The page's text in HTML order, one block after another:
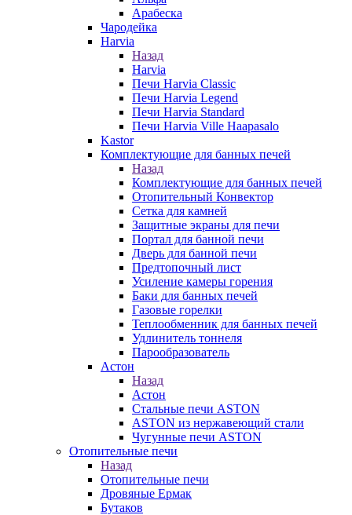
Арабеска
Чародейка
Harvia
Назад
Harvia
Печи Harvia Classic
Печи Harvia Legend
Печи Harvia Standard
Печи Harvia Ville Haapasalo
Kastor
Комплектующие для банных печей
Назад
Комплектующие для банных печей
Отопительный Конвектор
Сетка для камней
Защитные экраны для печи
Портал для банной печи
Дверь для банной печи
Предтопочный лист
Усиление камеры горения
Баки для банных печей
Газовые горелки
Теплообменник для банных печей
Удлинитель тоннеля
Парообразователь
Астон
Назад
Астон
Стальные печи ASTON
ASTON из нержавеющий стали
Чугунные печи ASTON
Отопительные печи
Назад
Отопительные печи
Дровяные Ермак
Бутаков